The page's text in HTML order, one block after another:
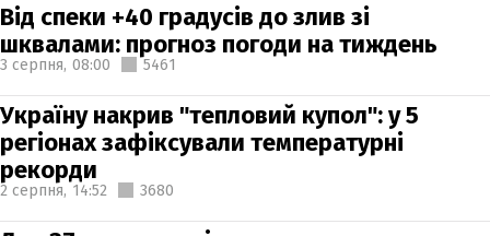
Від спеки +40 градусів до злив зі
шквалами: прогноз погоди на тиждень
3 серпня, 08:00 5461
Україну накрив "тепловий купол": у 5
регіонах зафіксували температурні
рекорди
2 серпня, 14:52 3680